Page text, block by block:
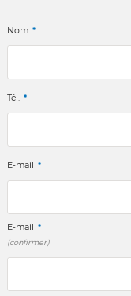
Nom *
Tél. *
E-mail *
E-mail *
(confirmer)